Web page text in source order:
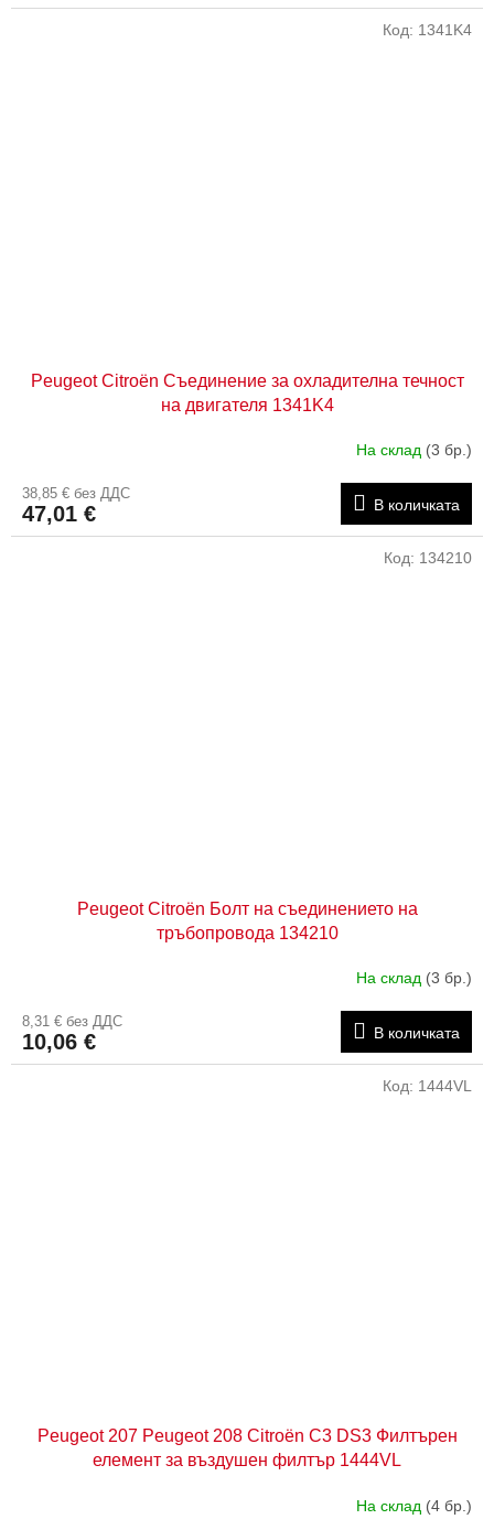
Peugeot Citroën Съединение за охладителна течност
на двигателя 1341K4
На склад (3 бр.)
38,85 € без ДДС
47,01 € В количката
Код: 1341K4
Peugeot Citroën Болт на съединението на
тръбопровода 134210
На склад (3 бр.)
8,31 € без ДДС
10,06 € В количката
Код: 134210
Peugeot 207 Peugeot 208 Citroën C3 DS3 Филтърен
елемент за въздушен филтър 1444VL
На склад (4 бр.)
Код: 1444VL